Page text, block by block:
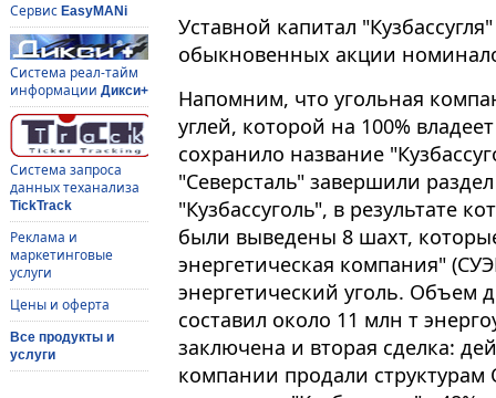
Сервис EasyMANi
Система реал-тайм
информации Дикси+
Система запроса
данных теханализа
TickTrack
Реклама и
маркетинговые
услуги
Цены и оферта
Все продукты и
услуги
Уставной капитал
обыкновенных акции
Напомним, что угольная
углей, которой на 100%
сохранило название
"Северсталь" завершили
"Кузбассуголь", в результате
были выведены 8 шахт,
энергетическая компания"
энергетический уголь. Объем
составил около 11 млн т
заключена и вторая сделка:
компании продали